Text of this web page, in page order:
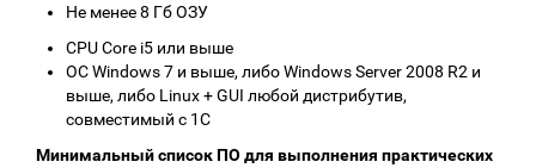
Не менее 8 Гб ОЗУ
CPU Core i5 или выше
ОС Windows 7 и выше, либо Windows Server 2008 R2 и
выше, либо Linux + GUI любой дистрибутив,
совместимый с 1С
Минимальный список ПО для выполнения практических